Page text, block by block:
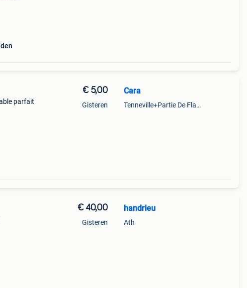
parfait
€ 5,00
Gisteren
Cara
Tenneville+Partie De Flamierge
€ 40,00
Gisteren
handrieu
Ath